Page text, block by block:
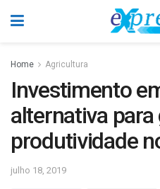
Home Agricultura
Investimento
alternativa para
produtividade
julho 18, 2019